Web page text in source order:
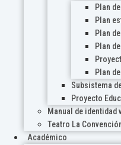
Plan
Plan
Plan
Plan
Plan
Subsistema
Proyecto
Manual de identidad
Teatro La
Académico